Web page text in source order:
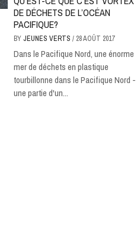
DE DÉCHETS DE L’OCÉAN
PACIFIQUE?
BY JEUNES VERTS / 28 AOÛT 2017
Dans le Pacifique Nord, une énorme
mer de déchets en plastique
tourbillonne dans le Pacifique Nord -
une partie d'un...